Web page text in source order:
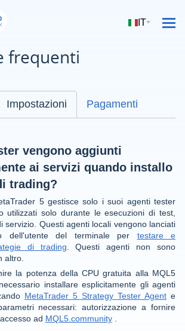
IT
frequenti
Impostazioni Pagamenti
vengono aggiunti
ai servizi quando installo
trading?
5 gestisce solo i suoi agenti tester
utilizzati solo durante le esecuzioni di test,
servizio. Questi agenti locali vengono lanciati
dell'utente del terminale per testare e
di trading . Questi agenti non sono
altro.
la potenza della CPU gratuita alla MQL5
installare esplicitamente gli agenti
MetaTrader 5 Strategy Tester Agent e
necessari: autorizzazione a fornire
ad MQL5.community